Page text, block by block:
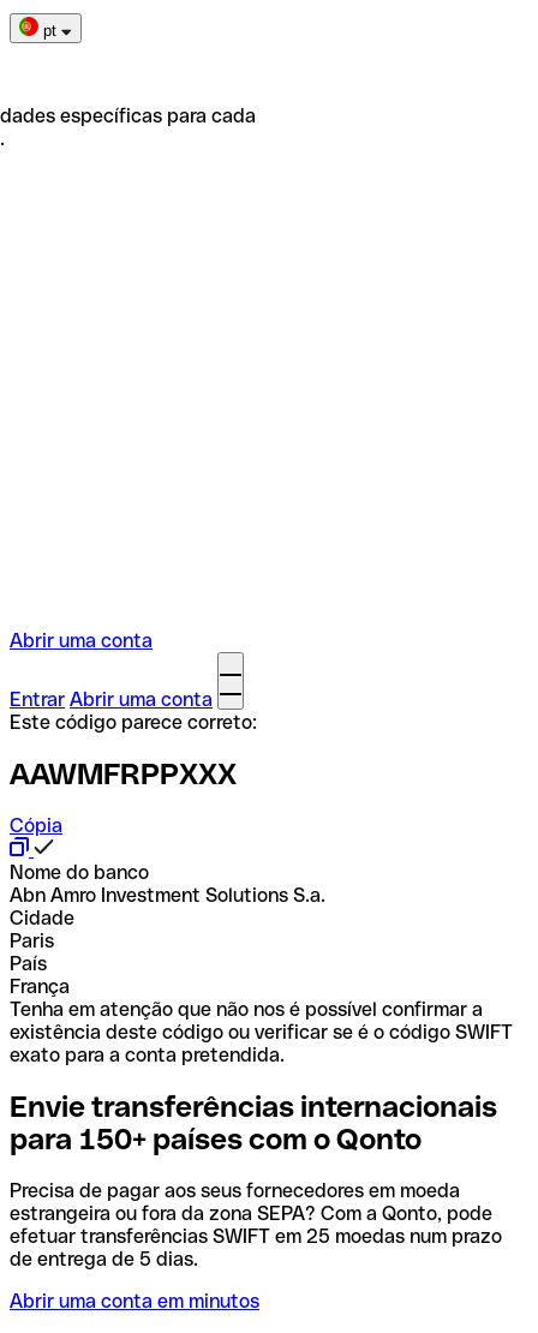
pt
específicas para cada
Abrir uma conta
Entrar Abrir uma conta
Este código parece correto:
AAWMFRPPXXX
Cópia
Nome do banco
Abn Amro Investment Solutions S.a.
Cidade
Paris
País
França
Tenha em atenção que não nos é possível confirmar a
existência deste código ou verificar se é o código SWIFT
exato para a conta pretendida.
Envie transferências internacionais
para 150+ países com o Qonto
Precisa de pagar aos seus fornecedores em moeda
estrangeira ou fora da zona SEPA? Com a Qonto, pode
efetuar transferências SWIFT em 25 moedas num prazo
de entrega de 5 dias.
Abrir uma conta em minutos